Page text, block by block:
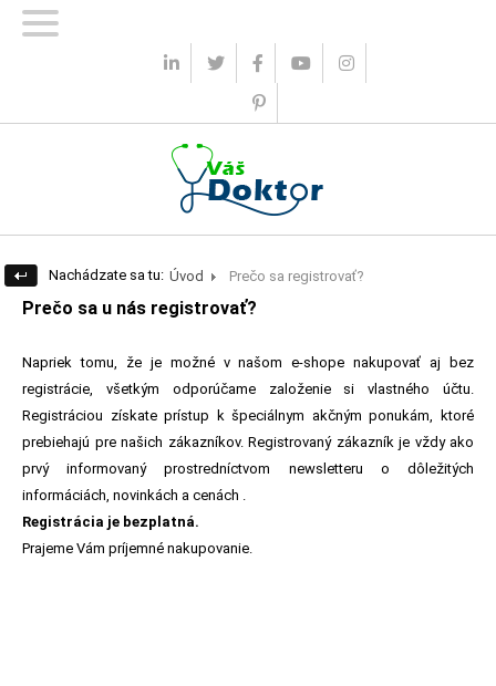
Nachádzate sa tu: Úvod Prečo sa registrovať?
Prečo sa u nás registrovať?
Napriek tomu, že je možné v našom e-shope nakupovať aj bez
registrácie, všetkým odporúčame založenie si vlastného účtu.
Registráciou získate prístup k špeciálnym akčným ponukám, ktoré
prebiehajú pre našich zákazníkov. Registrovaný zákazník je vždy ako
prvý informovaný prostredníctvom newsletteru o dôležitých
informáciách, novinkách a cenách .
Registrácia je bezplatná.
Prajeme Vám príjemné nakupovanie.